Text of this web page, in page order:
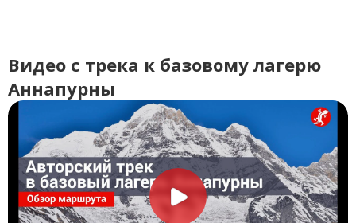
Видео с трека к базовому лагерю
Аннапурны